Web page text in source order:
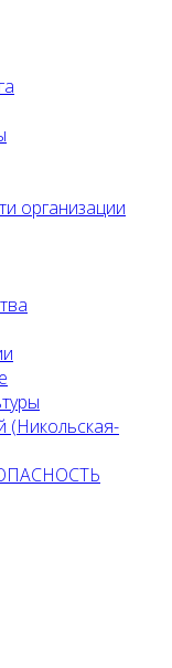
организации
(Никольская-